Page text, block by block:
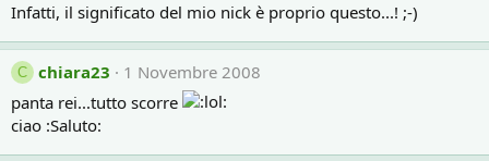
Infatti, il significato del mio nick è proprio questo...! ;-)
C chiara23
1 Novembre 2008
panta rei...tutto scorre
ciao :Saluto: